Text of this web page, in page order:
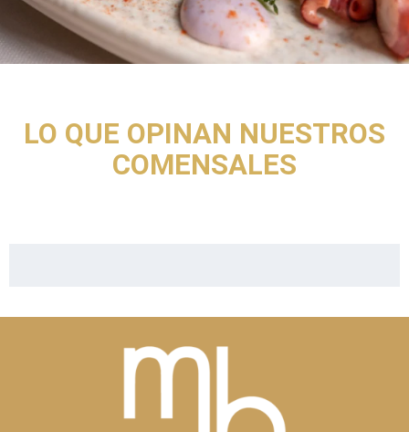
LO QUE OPINAN NUESTROS
COMENSALES